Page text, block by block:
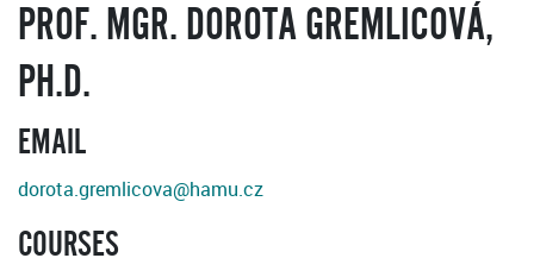
PROF. MGR. DOROTA GREMLICOVÁ,
PH.D.
EMAIL
dorota.gremlicova@hamu.cz
COURSES